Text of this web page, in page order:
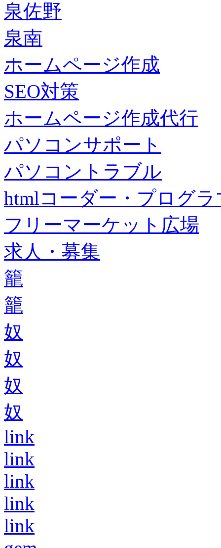
泉佐野
泉南
ホームページ作成
SEO対策
ホームページ作成代行
パソコンサポート
パソコントラブル
htmlコーダー・プログラ
フリーマーケット広場
求人・募集
籠
籠
奴
奴
奴
奴
link
link
link
link
link